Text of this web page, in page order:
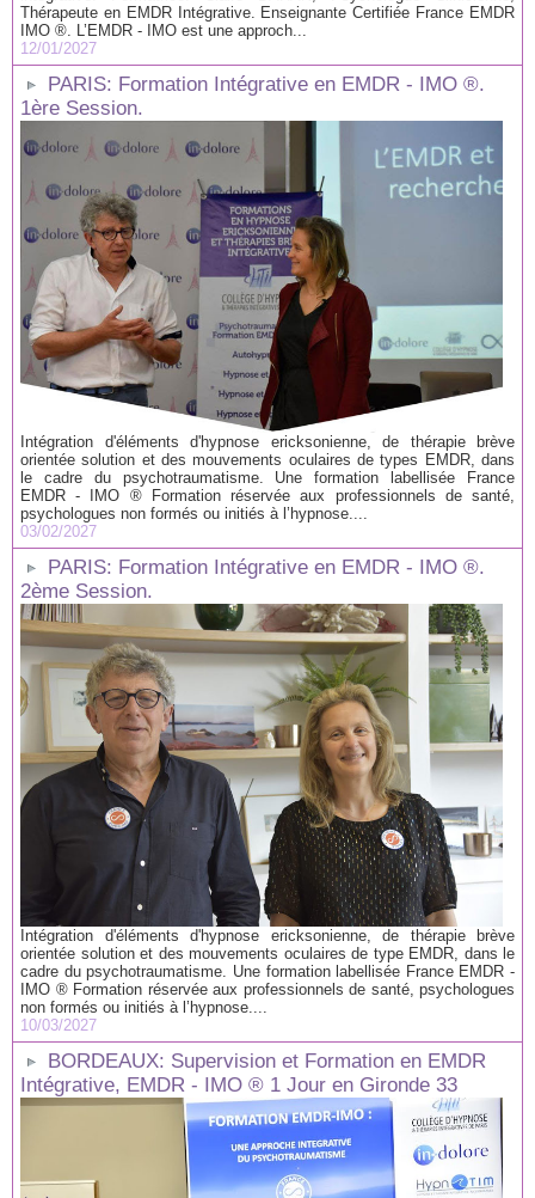
Thérapeute en EMDR Intégrative. Enseignante Certifiée France EMDR
IMO ®. L’EMDR - IMO est une approch...
12/01/2027
PARIS: Formation Intégrative en EMDR - IMO ®.
1ère Session.
Intégration d'éléments d'hypnose ericksonienne, de thérapie brève
orientée solution et des mouvements oculaires de types EMDR, dans
le cadre du psychotraumatisme. Une formation labellisée France
EMDR - IMO ® Formation réservée aux professionnels de santé,
psychologues non formés ou initiés à l’hypnose....
03/02/2027
PARIS: Formation Intégrative en EMDR - IMO ®.
2ème Session.
Intégration d'éléments d'hypnose ericksonienne, de thérapie brève
orientée solution et des mouvements oculaires de type EMDR, dans le
cadre du psychotraumatisme. Une formation labellisée France EMDR -
IMO ® Formation réservée aux professionnels de santé, psychologues
non formés ou initiés à l’hypnose....
10/03/2027
BORDEAUX: Supervision et Formation en EMDR
Intégrative, EMDR - IMO ® 1 Jour en Gironde 33